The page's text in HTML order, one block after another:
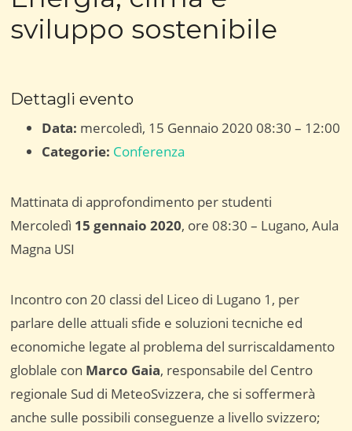
sviluppo sostenibile
Dettagli evento
Data: mercoledì, 15 Gennaio 2020 08:30 – 12:00
Categorie: Conferenza
Mattinata di approfondimento per studenti
Mercoledì 15 gennaio 2020, ore 08:30 – Lugano, Aula
Magna USI
Incontro con 20 classi del Liceo di Lugano 1, per
parlare delle attuali sfide e soluzioni tecniche ed
economiche legate al problema del surriscaldamento
globlale con Marco Gaia, responsabile del Centro
regionale Sud di MeteoSvizzera, che si soffermerà
anche sulle possibili conseguenze a livello svizzero;